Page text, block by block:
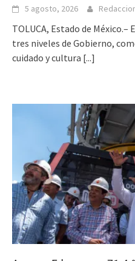
5 agosto, 2026
TOLUCA, Estado de
tres niveles de Gobierno,
cuidado y cultura [...]